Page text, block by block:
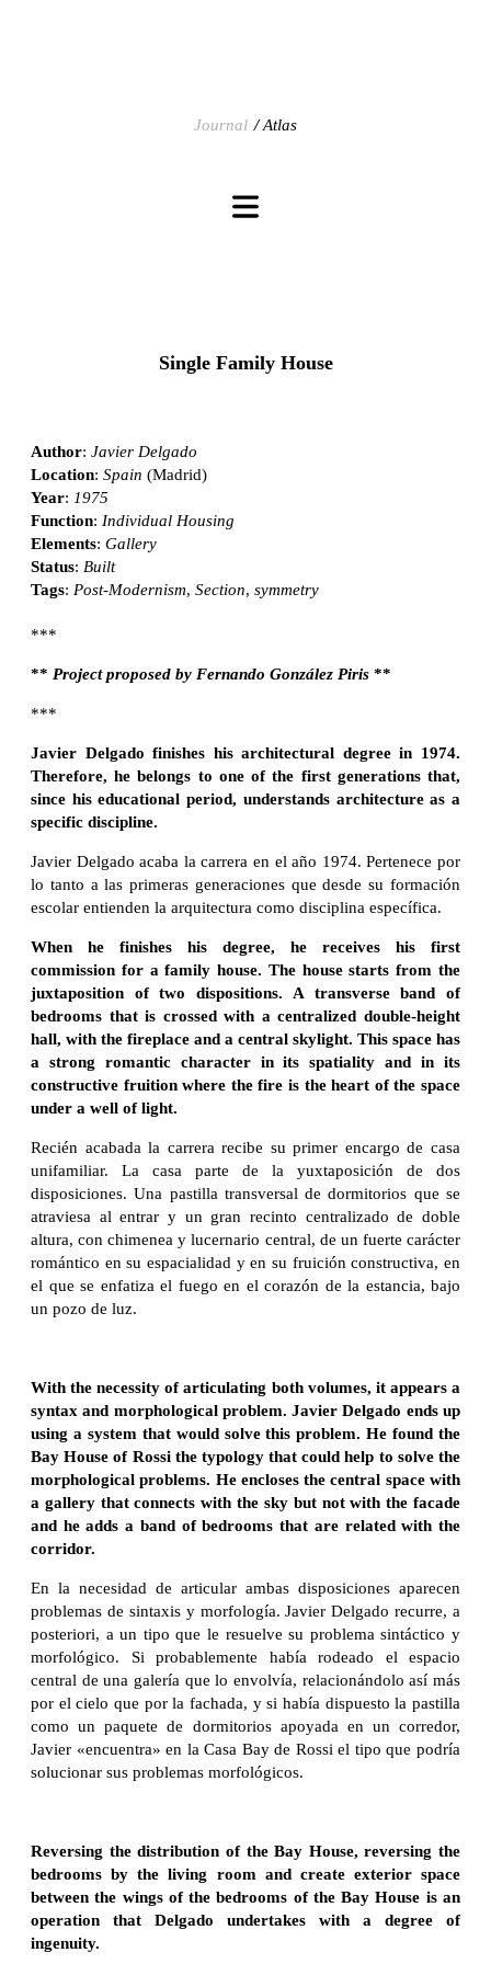
Journal Atlas
Single Family House
Author: Javier Delgado
Location: Spain (Madrid)
Year: 1975
Function: Individual Housing
Elements: Gallery
Status: Built
Tags: Post-Modernism, Section, symmetry
***
** Project proposed by Fernando González Piris **
***
Javier Delgado finishes his architectural degree in 1974.
Therefore, he belongs to one of the first generations that,
since his educational period, understands architecture as a
specific discipline.
Javier Delgado acaba la carrera en el año 1974. Pertenece por
lo tanto a las primeras generaciones que desde su formación
escolar entienden la arquitectura como disciplina específica.
When he finishes his degree, he receives his first
commission for a family house. The house starts from the
juxtaposition of two dispositions. A transverse band of
bedrooms that is crossed with a centralized double-height
hall, with the fireplace and a central skylight. This space has
a strong romantic character in its spatiality and in its
constructive fruition where the fire is the heart of the space
under a well of light.
Recién acabada la carrera recibe su primer encargo de casa
unifamiliar. La casa parte de la yuxtaposición de dos
disposiciones. Una pastilla transversal de dormitorios que se
atraviesa al entrar y un gran recinto centralizado de doble
altura, con chimenea y lucernario central, de un fuerte carácter
romántico en su espacialidad y en su fruición constructiva, en
el que se enfatiza el fuego en el corazón de la estancia, bajo
un pozo de luz.
With the necessity of articulating both volumes, it appears a
syntax and morphological problem. Javier Delgado ends up
using a system that would solve this problem. He found the
Bay House of Rossi the typology that could help to solve the
morphological problems. He encloses the central space with
a gallery that connects with the sky but not with the facade
and he adds a band of bedrooms that are related with the
corridor.
En la necesidad de articular ambas disposiciones aparecen
problemas de sintaxis y morfología. Javier Delgado recurre, a
posteriori, a un tipo que le resuelve su problema sintáctico y
morfológico. Si probablemente había rodeado el espacio
central de una galería que lo envolvía, relacionándolo así más
por el cielo que por la fachada, y si había dispuesto la pastilla
como un paquete de dormitorios apoyada en un corredor,
Javier «encuentra» en la Casa Bay de Rossi el tipo que podría
solucionar sus problemas morfológicos.
Reversing the distribution of the Bay House, reversing the
bedrooms by the living room and create exterior space
between the wings of the bedrooms of the Bay House is an
operation that Delgado undertakes with a degree of
ingenuity.